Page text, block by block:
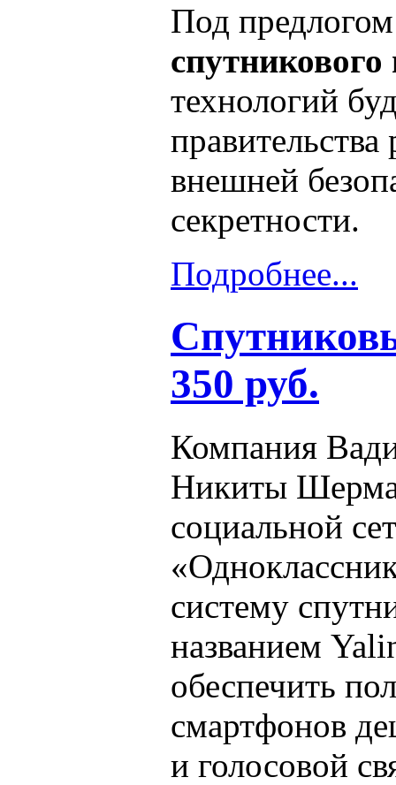
Под
спутникового
технологий
внешней
секретности.
Подробнее...
350 руб.
Компания
Никиты
социальной
систему
названием
обеспечить
смартфонов
и голосовой